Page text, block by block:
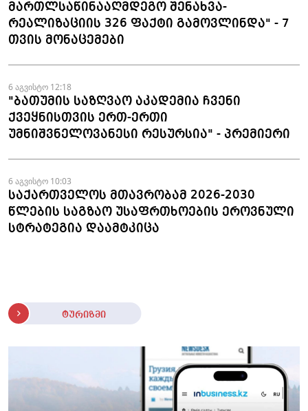
მართლსაწინააღმდეგო შენახვა-
რეალიზაციის 326 ფაქტი გამოვლინდა" - 7
თვის მონაცემები
6 აგვისტო 12:18
"ბათუმის საზღვაო აკადემია ჩვენი
ქვეყნისთვის ერთ-ერთი
უმნიშვნელოვანესი რესურსია" - პრემიერი
6 აგვისტო 10:03
საქართველოს მთავრობამ 2026-2030
წლების საგზაო უსაფრთხოების ეროვნული
სტრატეგია დაამტკიცა
ტურიზმი